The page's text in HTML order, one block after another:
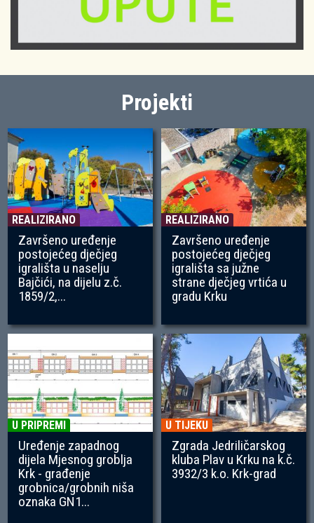
Projekti
REALIZIRANO
Završeno uređenje
postojećeg dječjeg
igrališta u naselju
Bajčići, na dijelu z.č.
1859/2,...
REALIZIRANO
Završeno uređenje
postojećeg dječjeg
igrališta sa južne
strane dječjeg vrtića u
gradu Krku
U PRIPREMI
Uređenje zapadnog
dijela Mjesnog groblja
Krk - građenje
grobnica/grobnih niša
oznaka GN1...
U TIJEKU
Zgrada Jedriličarskog
kluba Plav u Krku na k.č.
3932/3 k.o. Krk-grad